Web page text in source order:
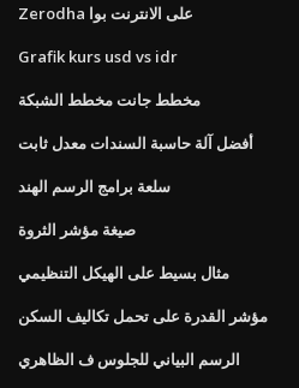
Zerodha على الانترنت بوا
Grafik kurs usd vs idr
مخطط جانت مخطط الشبكة
أفضل آلة حاسبة السندات معدل ثابت
سلعة برامج الرسم الهند
صيغة مؤشر الثروة
مثال بسيط على الهيكل التنظيمي
مؤشر القدرة على تحمل تكاليف السكن
الرسم البياني للجلوس ف الظاهري